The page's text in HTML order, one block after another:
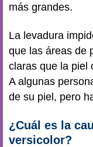
más grandes.
La levadura
que las áreas de
claras que la piel
A algunas
de su piel, pero
¿Cuál es la
versicolor?